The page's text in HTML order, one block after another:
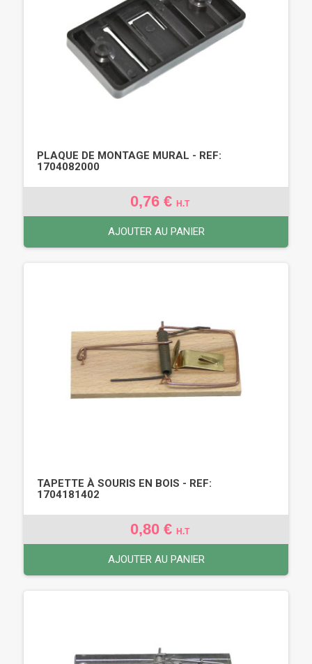
PLAQUE DE MONTAGE MURAL - REF:
1704082000
0,76 € H.T
AJOUTER AU PANIER
TAPETTE À SOURIS EN BOIS - REF:
1704181402
0,80 € H.T
AJOUTER AU PANIER